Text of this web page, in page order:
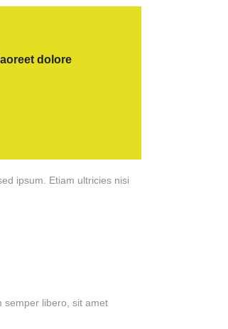
dolore
ipsum. Etiam ultricies nisi
semper libero, sit amet